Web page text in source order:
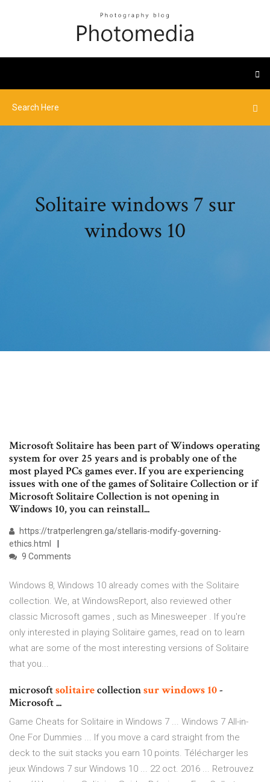
Solitaire windows 7 sur
windows 10
Microsoft Solitaire has been part of Windows operating
system for over 25 years and is probably one of the
most played PCs games ever. If you are experiencing
issues with one of the games of Solitaire Collection or if
Microsoft Solitaire Collection is not opening in
Windows 10, you can reinstall...
https://tratperlengren.ga/stellaris-modify-governing-
ethics.html
9 Comments
Windows 8, Windows 10 already comes with the Solitaire
collection. We, at WindowsReport, also reviewed other
classic Microsoft games , such as Minesweeper . If you're
only interested in playing Solitaire games, read on to learn
what are some of the most interesting versions of Solitaire
that you...
microsoftsolitairecollectionsurwindows10-
Microsoft ...
Game Cheats for Solitaire in Windows 7 ... Windows 7 All-in-
One For Dummies ... If you move a card straight from the
deck to the suit stacks you earn 10 points. Télécharger les
jeux Windows 7 sur Windows 10 ... 22 oct. 2016 ... Retrouvez